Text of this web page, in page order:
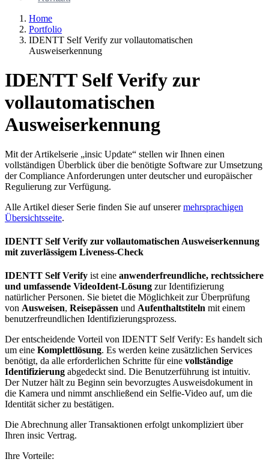
Home
Portfolio
IDENTT Self Verify zur vollautomatischen
Ausweiserkennung
IDENTT Self Verify zur
vollautomatischen
Ausweiserkennung
Mit der Artikelserie „insic Update“ stellen wir Ihnen einen
vollständigen Überblick über die benötigte Software zur Umsetzung
der Compliance Anforderungen unter deutscher und europäischer
Regulierung zur Verfügung.
Alle Artikel dieser Serie finden Sie auf unserermehrsprachigen
Übersichtsseite.
IDENTT Self Verify zur vollautomatischen Ausweiserkennung
mit zuverlässigem Liveness-Check
IDENTT Self Verify ist eine anwenderfreundliche, rechtssichere
und umfassende VideoIdent-Lösung zur Identifizierung
natürlicher Personen. Sie bietet die Möglichkeit zur Überprüfung
von Ausweisen, Reisepässen und Aufenthaltstiteln mit einem
benutzerfreundlichen Identifizierungsprozess.
Der entscheidende Vorteil von IDENTT Self Verify: Es handelt sich
um eine Komplettlösung. Es werden keine zusätzlichen Services
benötigt, da alle erforderlichen Schritte für eine vollständige
Identifizierung abgedeckt sind. Die Benutzerführung ist intuitiv.
Der Nutzer hält zu Beginn sein bevorzugtes Ausweisdokument in
die Kamera und nimmt anschließend ein Selfie-Video auf, um die
Identität sicher zu bestätigen.
Die Abrechnung aller Transaktionen erfolgt unkompliziert über
Ihren insic Vertrag.
Ihre Vorteile: